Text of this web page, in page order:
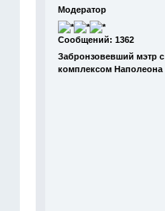
Модератор
Сообщений: 1362
Забронзовевший мэтр с
комплексом Наполеона